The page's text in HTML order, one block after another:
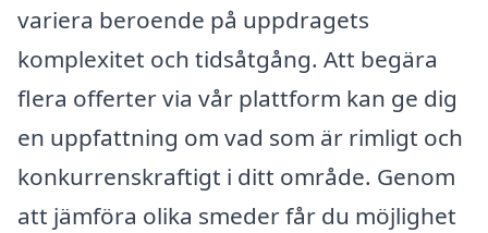
variera beroende på uppdragets
komplexitet och tidsåtgång. Att begära
flera offerter via vår plattform kan ge dig
en uppfattning om vad som är rimligt och
konkurrenskraftigt i ditt område. Genom
att jämföra olika smeder får du möjlighet